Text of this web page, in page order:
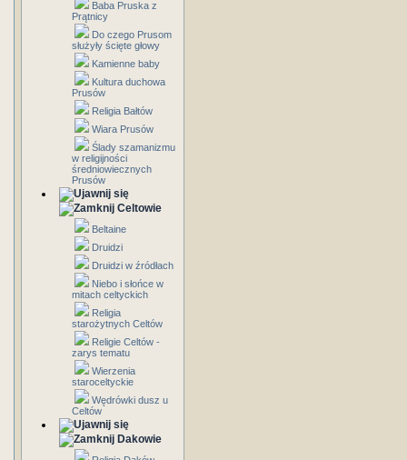
Baba Pruska z
Prątnicy
Do czego Prusom
służyły ścięte głowy
Kamienne baby
Kultura duchowa
Prusów
Religia Bałtów
Wiara Prusów
Ślady szamanizmu
w religijności
średniowiecznych
Prusów
Celtowie
Beltaine
Druidzi
Druidzi w źródłach
Niebo i słońce w
mitach celtyckich
Religia
starożytnych Celtów
Religie Celtów -
zarys tematu
Wierzenia
staroceltyckie
Wędrówki dusz u
Celtów
Dakowie